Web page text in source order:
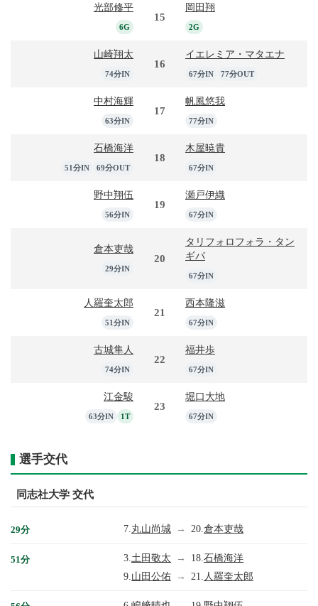
光部修平
6G
15
岡田翔
2G
山崎翔太
74分IN
16
イエレミア・マタエナ
67分IN 77分OUT
中村海輝
63分IN
17
帆風悠我
77分IN
石橋海洋
51分IN 69分OUT
18
木屋暁貴
67分IN
野中翔伍
56分IN
19
瀬戸伊織
67分IN
倉本吏哉
29分IN
20
タリフォロフォラ・タン
ギパ
67分IN
人羅奎太郎
51分IN
21
西本隆滋
67分IN
古城隼人
74分IN
22
福井歩
67分IN
江金駿
63分IN 1T
23
堀口大地
67分IN
選手交代
同志社大学 交代
29分 7. 丸山尚城 → 20. 倉本吏哉
51分 3. 土田敬太 → 18. 石橋海洋
9. 山田公佑 → 21. 人羅奎太郎